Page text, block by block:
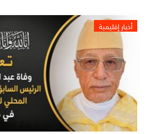
أخبار إقليمية